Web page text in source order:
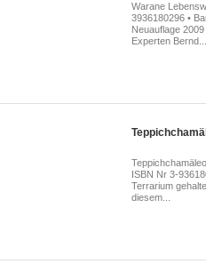
Warane
3936180296 •
Neuauflage
Experten Bernd...
ISBN Nr 3-
Terrarium
diesem...